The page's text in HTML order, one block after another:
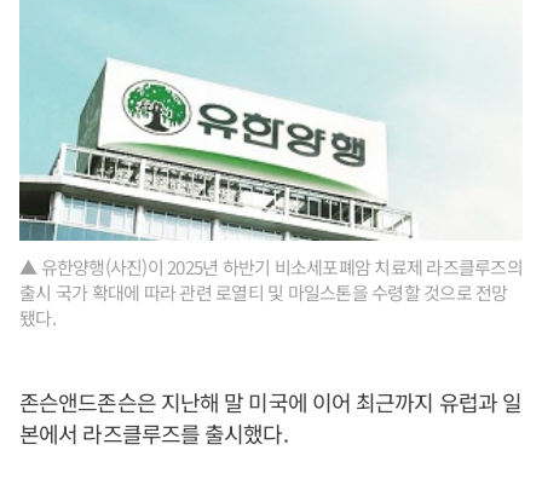
▲ 유한양행(사진)이 2025년 하반기 비소세포폐암 치료제 라즈클루즈의
출시 국가 확대에 따라 관련 로열티 및 마일스톤을 수령할 것으로 전망
됐다.
존슨앤드존슨은 지난해 말 미국에 이어 최근까지 유럽과 일
본에서 라즈클루즈를 출시했다.